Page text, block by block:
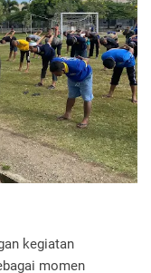
kegiatan
momen